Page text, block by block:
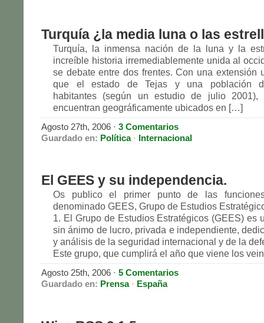
Turquía ¿la media luna o las
Turquía, la inmensa nación de la luna y la
increíble historia irremediablemente unida al
se debate entre dos frentes. Con una extensión
que el estado de Tejas y una población
habitantes (según un estudio de julio
encuentran geográficamente ubicados en […]
Agosto 27th, 2006 · 3 Comentarios
Guardado en: Política· Internacional
El GEES y su independencia.
Os publico el primer punto de las
denominado GEES, Grupo de Estudios
1. El Grupo de Estudios Estratégicos (GEES) es
sin ánimo de lucro, privada e independiente,
y análisis de la seguridad internacional y de la
Este grupo, que cumplirá el año que viene los
Agosto 25th, 2006 · 5 Comentarios
Guardado en: Prensa· España